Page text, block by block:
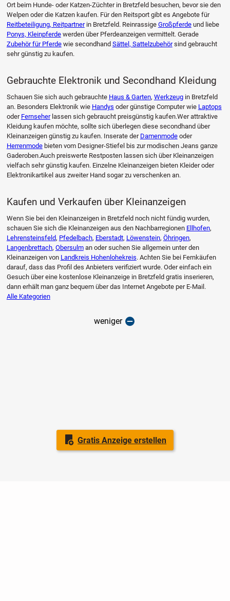
Gratis Anzeige erstellen
Ort beim Hunde- oder Katzen-Züchter in Bretzfeld besuchen, bevor sie den
Welpen oder die Katzen kaufen. Für den Reitsport gibt es Angebote für
Reitbeteiligung, Reitpartnerin Bretzfeld. Reinrassige Großpferdeund liebe
Ponys, Kleinpferdewerden über Pferdeanzeigen vermittelt. Gerade
Zubehör für Pferdewie secondhand Sättel, Sattelzubehörsind gebraucht
sehr günstig zu kaufen.
Gebrauchte Elektronik und Secondhand Kleidung
Schauen Sie sich auch gebrauchte Haus & Garten, Werkzeugin Bretzfeld
an. Besonders Elektronik wie Handys oder günstige Computer wie Laptops
oder Fernseherlassen sich gebraucht preisgünstig kaufen.Wer attraktive
Kleidung kaufen möchte, sollte sich überlegen diese secondhand über
Kleinanzeigen günstig zu kaufen. Inserate der Damenmodeoder
Herrenmodebieten vom Designer-Stiefel bis zur modischen Jeans ganze
Gaderoben.Auch preiswerte Restposten lassen sich über Kleinanzeigen
vielfach sehr günstig kaufen. Einzelne Kleinanzeigen bieten Kleider oder
Elektronikartikel aus zweiter Hand sogar zu verschenken an.
Kaufen und Verkaufen über Kleinanzeigen
Wenn Sie bei den Kleinanzeigen in Bretzfeld noch nicht fündig wurden,
schauen Sie sich die Kleinanzeigen aus den Nachbarregionen Ellhofen,
Lehrensteinsfeld, Pfedelbach, Eberstadt, Löwenstein, Öhringen,
Langenbrettach, Obersulman oder suchen Sie allgemein unter den
Kleinanzeigen von Landkreis Hohenlohekreis. Achten Sie bei Fernkäufen
darauf, dass das Profil des Anbieters verifiziert wurde. Oder einfach ein
Gesuch über eine kostenlose Kleinanzeige in Bretzfeld gratis inserieren,
dann erhält man ganz bequem über das Internet Angebote per E-Mail.
Alle Kategorien
weniger